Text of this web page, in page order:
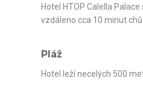
Hotel HTOP Calella
vzdáleno cca 10 minut
Pláž
Hotel leží necelých 500